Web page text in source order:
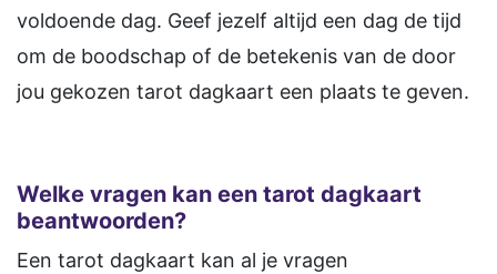
voldoende dag. Geef jezelf altijd een dag de tijd
om de boodschap of de betekenis van de door
jou gekozen tarot dagkaart een plaats te geven.
Welke vragen kan een tarot dagkaart
beantwoorden?
Een tarot dagkaart kan al je vragen